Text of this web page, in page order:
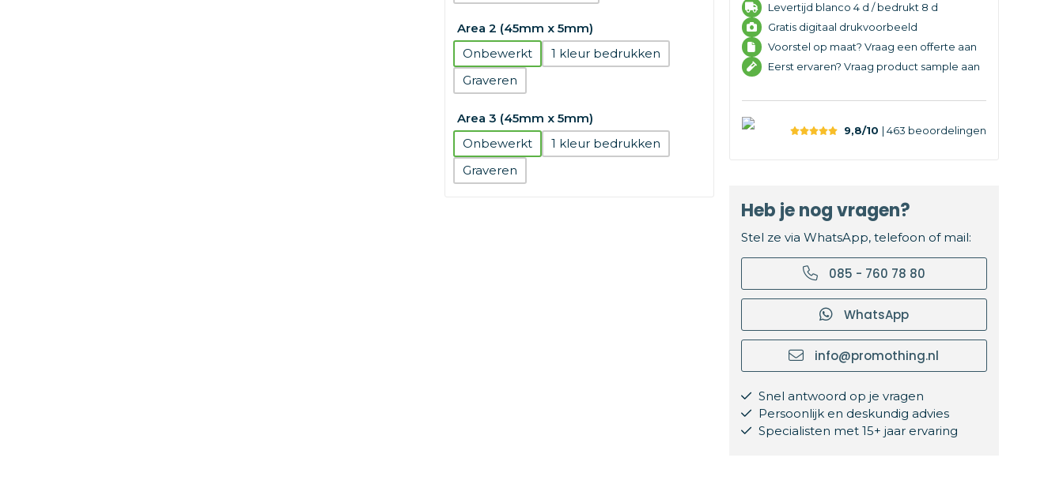
Area 2 (45mm x 5mm)
Onbewerkt
1
Graveren
Area 3 (45mm x 5mm)
Onbewerkt
1
Graveren
Levertijd blanco 4 d / bedrukt 8 d
Gratis digitaal drukvoorbeeld
Voorstel op maat? Vraag een offerte aan
Eerst ervaren? Vraag product sample aan
9,8/10 | 463 beoordelingen
Heb je nog vragen?
Stel ze via WhatsApp, telefoon of mail:
085 - 760 78 80
WhatsApp
info@promothing.nl
Snel antwoord op je vragen
Persoonlijk en deskundig advies
Specialisten met 15+ jaar ervaring